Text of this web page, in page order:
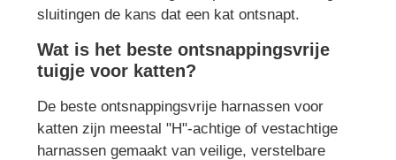
sluitingen de kans dat een kat ontsnapt.
Wat is het beste ontsnappingsvrije
tuigje voor katten?
De beste ontsnappingsvrije harnassen voor
katten zijn meestal "H"-achtige of vestachtige
harnassen gemaakt van veilige, verstelbare